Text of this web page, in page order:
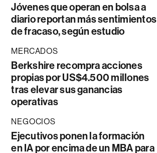
Jóvenes que operan en bolsa a
diario reportan más sentimientos
de fracaso, según estudio
MERCADOS
Berkshire recompra acciones
propias por US$4.500 millones
tras elevar sus ganancias
operativas
NEGOCIOS
Ejecutivos ponen la formación
en IA por encima de un MBA para